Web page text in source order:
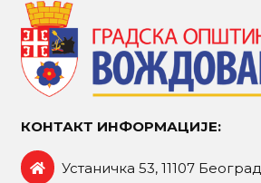
КОНТАКТ ИНФОРМАЦИЈЕ:
Устаничка 53, 11107 Београд